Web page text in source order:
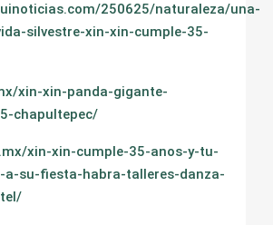
250625/naturaleza/una-
silvestre-xin-xin-cumple-35-
xin-xin-panda-gigante-
chapultepec/
xin-xin-cumple-35-anos-y-tu-
a-su-fiesta-habra-talleres-danza-